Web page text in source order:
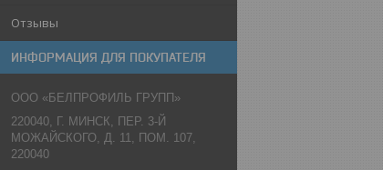
Отзывы
ИНФОРМАЦИЯ ДЛЯ ПОКУПАТЕЛЯ
ООО «БЕЛПРОФИЛЬ ГРУПП»
220040, Г. МИНСК, ПЕР. 3-Й
МОЖАЙСКОГО, Д. 11, ПОМ. 107,
220040